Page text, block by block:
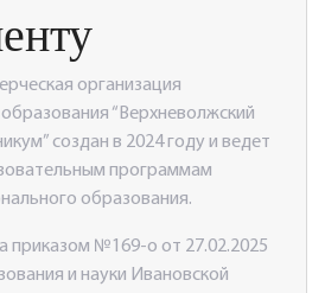
организация
“Верхневолжский
создан в 2024 году и ведет
программам
образования.
приказом №169-о от 27.02.2025
и науки Ивановской